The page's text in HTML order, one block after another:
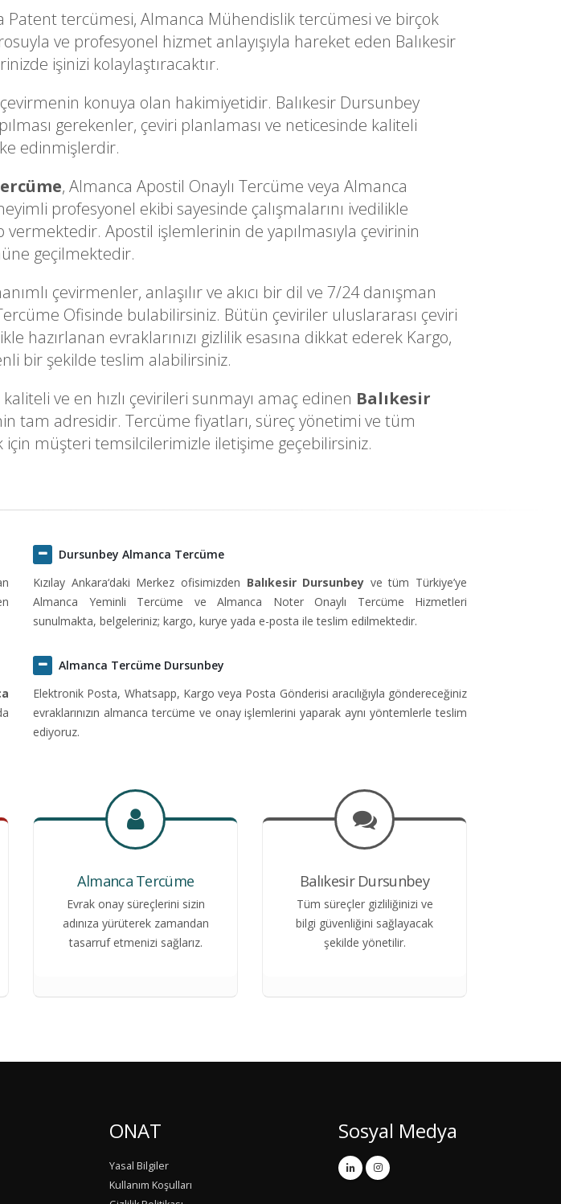
tercümesi, Almanca Mühendislik tercümesi ve birçok
ve profesyonel hizmet anlayışıyla hareket eden Balıkesir
işinizi kolaylaştıracaktır.
konuya olan hakimiyetidir. Balıkesir Dursunbey
gerekenler, çeviri planlaması ve neticesinde kaliteli
edinmişlerdir.
, Almanca Apostil Onaylı Tercüme veya Almanca
profesyonel ekibi sayesinde çalışmalarını ivedilikle
Apostil işlemlerinin de yapılmasıyla çevirinin
geçilmektedir.
çevirmenler, anlaşılır ve akıcı bir dil ve 7/24 danışman
Ofisinde bulabilirsiniz. Bütün çeviriler uluslararası çeviri
hazırlanan evraklarınızı gizlilik esasına dikkat ederek Kargo,
bir şekilde teslim alabilirsiniz.
ve en hızlı çevirileri sunmayı amaç edinen Balıkesir
tam adresidir. Tercüme fiyatları, süreç yönetimi ve tüm
müşteri temsilcilerimizle iletişime geçebilirsiniz.
Dursunbey Almanca Tercüme
Kızılay Ankara‘daki Merkez ofisimizden Balıkesir Dursunbey ve tüm Türkiye’ye
Almanca Yeminli Tercüme ve Almanca Noter Onaylı Tercüme Hizmetleri
sunulmakta, belgeleriniz; kargo, kurye yada e-posta ile teslim edilmektedir.
Almanca Tercüme Dursunbey
Elektronik Posta, Whatsapp, Kargo veya Posta Gönderisi aracılığıyla göndereceğiniz
evraklarınızın almanca tercüme ve onay işlemlerini yaparak aynı yöntemlerle teslim
ediyoruz.
Almanca Tercüme
Evrak onay süreçlerini sizin
adınıza yürüterek zamandan
tasarruf etmenizi sağlarız.
Balıkesir Dursunbey
Tüm süreçler gizliliğinizi ve
bilgi güvenliğini sağlayacak
şekilde yönetilir.
ONAT
Yasal Bilgiler
Kullanım Koşulları
Sosyal Medya